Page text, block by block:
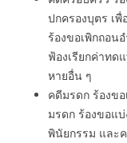
ปกครองบุตร เ
ร้องขอเพิกถอน
ฟ้องเรียกค่าทด
หายอื่น ๆ
คดีมรดก ร้องข
มรดก ร้องขอแ
พินัยกรรม และ